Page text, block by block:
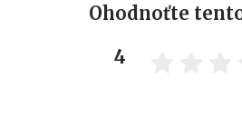
Ohodnoťte
4